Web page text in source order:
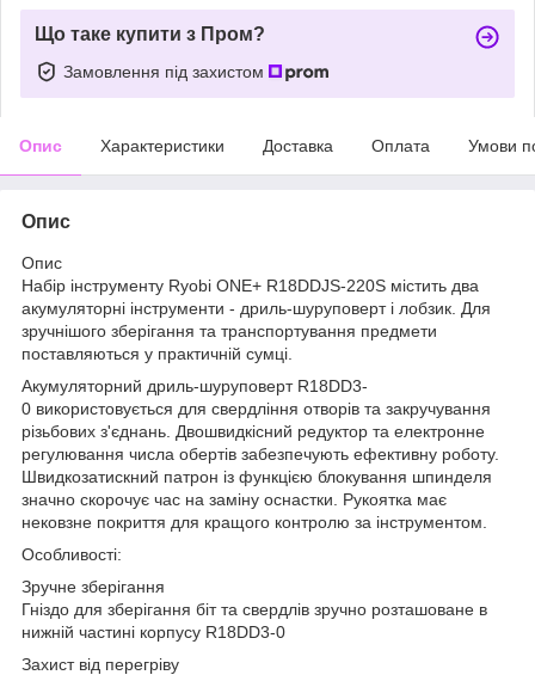
Що таке купити з Пром?
Замовлення під захистом
Опис Характеристики Доставка Оплата Умови
Опис
Опис
Набір інструменту Ryobi ONE+ R18DDJS-220S містить два
акумуляторні інструменти - дриль-шуруповерт і лобзик. Для
зручнішого зберігання та транспортування предмети
поставляються у практичній сумці.
Акумуляторний дриль-шуруповерт R18DD3-
0 використовується для свердління отворів та закручування
різьбових з'єднань. Двошвидкісний редуктор та електронне
регулювання числа обертів забезпечують ефективну роботу.
Швидкозатискний патрон із функцією блокування шпинделя
значно скорочує час на заміну оснастки. Рукоятка має
нековзне покриття для кращого контролю за інструментом.
Особливості:
Зручне зберігання
Гніздо для зберігання біт та свердлів зручно розташоване в
нижній частині корпусу R18DD3-0
Захист від перегріву